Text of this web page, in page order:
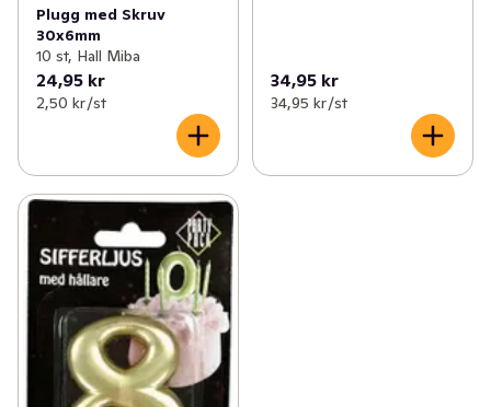
Plugg med Skruv
30x6mm
10 st, Hall Miba
24,95 kr
2,50 kr /st
34,95 kr
34,95 kr /st